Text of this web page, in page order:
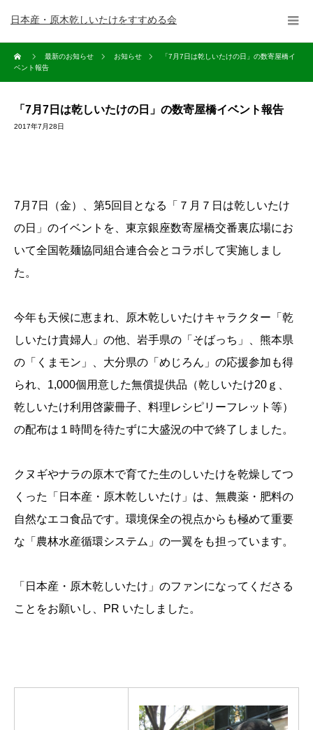
日本産・原木乾しいたけをすすめる会
最新のお知らせ お知らせ
「7月7日は乾しいたけの日」の数寄屋橋イ
ベント報告
「7月7日は乾しいたけの日」の数寄屋橋イベント報告
2017年7月28日
7月7日（金）、第5回目となる「７月７日は乾しいたけ
の日」のイベントを、東京銀座数寄屋橋交番裏広場にお
いて全国乾麺協同組合連合会とコラボして実施しまし
た。
今年も天候に恵まれ、原木乾しいたけキャラクター「乾
しいたけ貴婦人」の他、岩手県の「そばっち」、熊本県
の「くまモン」、大分県の「めじろん」の応援参加も得
られ、1,000個用意した無償提供品（乾しいたけ20ｇ、
乾しいたけ利用啓蒙冊子、料理レシピリーフレット等）
の配布は１時間を待たずに大盛況の中で終了しました。
クヌギやナラの原木で育てた生のしいたけを乾燥してつ
くった「日本産・原木乾しいたけ」は、無農薬・肥料の
自然なエコ食品です。環境保全の視点からも極めて重要
な「農林水産循環システム」の一翼をも担っています。
「日本産・原木乾しいたけ」のファンになってくださる
ことをお願いし、PR いたしました。